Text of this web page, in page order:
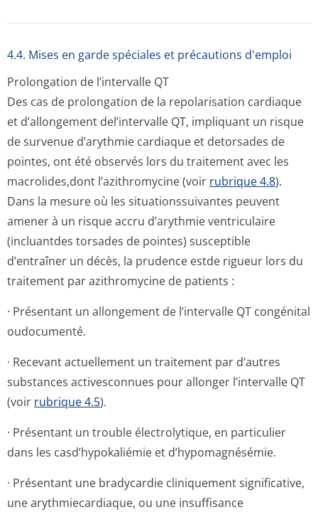
4.4. Mises en garde spéciales et précautions d'emploi
Prolongation de l’intervalle QT
Des cas de prolongation de la repolarisation cardiaque
et d’allongement del’intervalle QT, impliquant un risque
de survenue d’arythmie cardiaque et detorsades de
pointes, ont été observés lors du traitement avec les
macrolides,dont l’azithromycine (voir rubrique 4.8).
Dans la mesure où les situationssuivantes peuvent
amener à un risque accru d’arythmie ventriculaire
(incluantdes torsades de pointes) susceptible
d’entraîner un décès, la prudence estde rigueur lors du
traitement par azithromycine de patients :
· Présentant un allongement de l’intervalle QT congénital
oudocumenté.
· Recevant actuellement un traitement par d’autres
substances activesconnues pour allonger l’intervalle QT
(voir rubrique 4.5).
· Présentant un trouble électrolytique, en particulier
dans les casd’hypokaliémie et d’hypomagnésémie.
· Présentant une bradycardie cliniquement significative,
une arythmiecardiaque, ou une insuffisance